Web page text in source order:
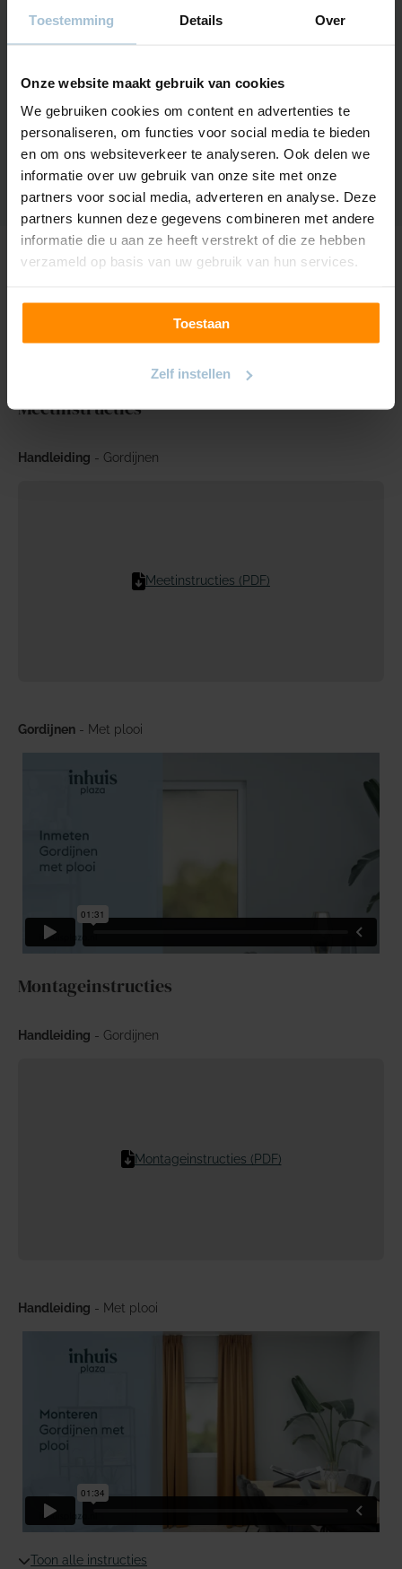
Toestemming Details Over
Onze website maakt gebruik van cookies
We gebruiken cookies om content en advertenties te
personaliseren, om functies voor social media te bieden
en om ons websiteverkeer te analyseren. Ook delen we
informatie over uw gebruik van onze site met onze
partners voor social media, adverteren en analyse. Deze
partners kunnen deze gegevens combineren met andere
informatie die u aan ze heeft verstrekt of die ze hebben
verzameld op basis van uw gebruik van hun services.
Toestaan
Zelf instellen
Gewicht 280gr/m2
Krimptolerantie 1%
Kleur/Lichtechtheid 5
Zelf meten en monteren
Als je een handige en zorgvuldige klusser bent kun je het
Meetinstructies
Handleiding - Gordijnen
Meetinstructies (PDF)
Gordijnen - Met plooi
Montageinstructies
Handleiding - Gordijnen
Montageinstructies (PDF)
Handleiding - Met plooi
Toon alle instructies